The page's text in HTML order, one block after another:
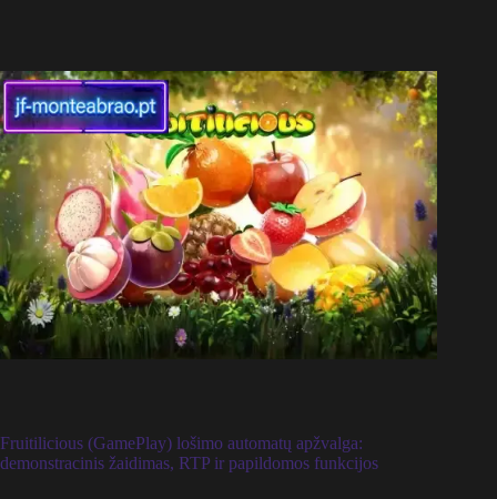
Fruitilicious (GamePlay) lošimo automatų apžvalga:
demonstracinis žaidimas, RTP ir papildomos funkcijos